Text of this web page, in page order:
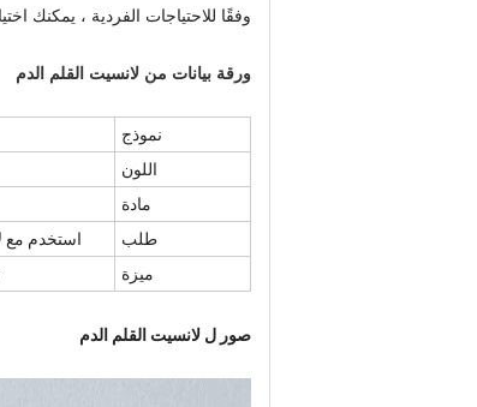
وفقًا للاحتياجات الفردية ، يمكنك
ورقة بيانات من لانسيت القلم الدم
نموذج
اللون
مادة
طلب
استخدم مع
ميزة
صور ل لانسيت القلم الدم